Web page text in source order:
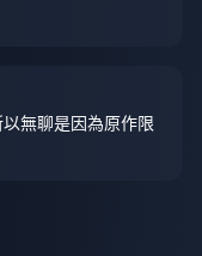
無聊是因為原作限